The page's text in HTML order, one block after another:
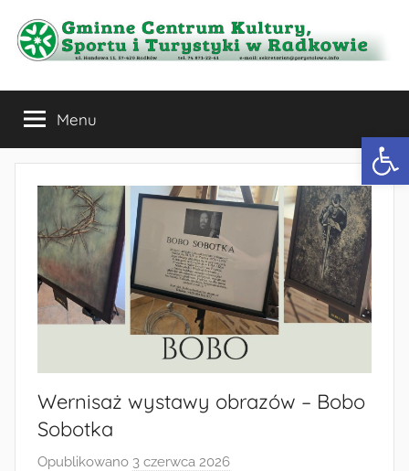
treści
Gminne
Centrum
Kultury,
Sportu
Turystyki
w
Radkowie
Menu
Wernisaż wystawy obrazów – Bobo
Sobotka
Opublikowano 3 czerwca 2026